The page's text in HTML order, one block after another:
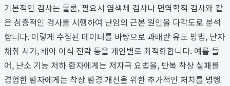
기본적인 검사는 물론, 필요시 염색체 검사나 면역학적 검사와 같
은 심층적인 검사를 시행하여 난임의 근본 원인을 다각도로 분석
합니다. 이렇게 수집된 데이터를 바탕으로 과배란 유도 방법, 난자
채취 시기, 배아 이식 전략 등을 개인별로 최적화합니다. 예를 들
어, 난소 기능 저하 환자에게는 저자극 요법을, 반복 착상 실패를
경험한 환자에게는 착상 환경 개선을 위한 추가적인 처치를 병행